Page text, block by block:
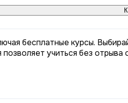
бесплатные курсы.
учиться без